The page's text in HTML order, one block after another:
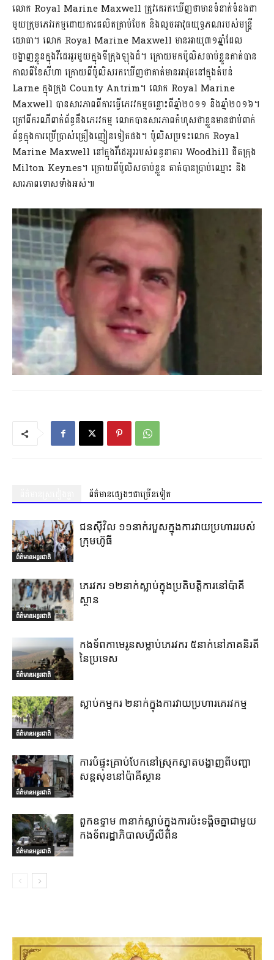
លោក Royal Marine Maxwell ត្រូវគេរកឃើញថាមានទំនាក់ទំនងជា
មួយក្រុមភេវរកម្មដោយការផលិតគ្រាប់បែក និងលួចអាវុធយុទ្ធភណរបស់មន្រ្តី
យោធា។ លោក Royal Marine Maxwell មានអាយុ៣១ឆ្នាំដែល
បង្ហាញខ្លួនក្នុងវីដេអូរមួយក្នុងទីក្រុងឡុងដ៏។ ក្រោយមកប៉ូលិសចាប់ខ្លួនគាត់បាន
កាលពីខែសីហា ក្រោយពីប៉ូលិសរកឃើញថាគាត់មានអាវុធនៅក្នុងតំបន់
Larne ក្នុងក្រុង County Antrim។ លោក Royal Marine
Maxwell បានសារភាពពីការធ្វើភេរវកម្មចន្លោះពីឆ្នាំ២០១១ និងឆ្នាំ២០១៦។
ក្រៅពីករណីពាក់ព័ន្ធនឹងភេរវកម្ម លោកបានសារភាពកំហុសថាខ្លួនមានជាប់ពាក់
ព័ន្ធក្នុងការប្រើប្រាស់គ្រឿងញៀនទៀតផង។ ប៉ូលិសប្រទះលោក Royal
Marine Maxwell នៅក្នុងវីដេអូររបស់ពន្ធនាគារ Woodhill ជិតក្រុង
Milton Keynes។ ក្រោយពីប៉ូលិសចាប់ខ្លួន គាត់បានប្រាប់ឈ្មោះ និង
សារភាពទោសទាំងអស់៕
ព័ត៌មានផ្សេងៗជាច្រើនទៀត
ព័ត៌មានអន្តរជាតិ
ជនស៊ីវិល ១១នាក់របួសក្នុងការវាយប្រហាររបស់
ក្រុមហ៊ូធី
ព័ត៌មានអន្តរជាតិ
ភេរវករ ១២នាក់ស្លាប់ក្នុងប្រតិបត្តិការនៅប៉ាគី
ស្ថាន
ព័ត៌មានអន្តរជាតិ
កងទ័ពកាមេរូនសម្លាប់ភេរវករ ៥នាក់នៅភាគនិរតី
នៃប្រទេស
ព័ត៌មានអន្តរជាតិ
ស្លាប់កម្មករ ២នាក់ក្នុងការវាយប្រហារភេរវកម្ម
ព័ត៌មានអន្តរជាតិ
ការបំផ្ទុះគ្រាប់បែកនៅស្រុកស្វាតបង្ហាញពីបញ្ហា
សន្តសុខនៅប៉ាគីស្ថាន
ព័ត៌មានអន្តរជាតិ
ពួកឧទ្ទាម ៣នាក់ស្លាប់ក្នុងការប៉ះទង្គិចគ្នាជាមួយ
កងទ័ពរដ្ឋាភិបាលហ្វីលីពីន